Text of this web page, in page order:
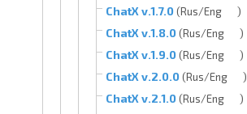
ChatX v.1.7.0(Rus/Eng )
ChatX v.1.8.0(Rus/Eng )
ChatX v.1.9.0(Rus/Eng )
ChatX v.2.0.0(Rus/Eng )
ChatX v.2.1.0(Rus/Eng )